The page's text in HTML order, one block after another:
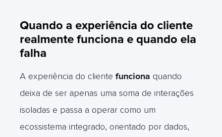
Quando a experiência do cliente
realmente funciona e quando ela
falha
A experiência do cliente funciona quando
deixa de ser apenas uma soma de interações
isoladas e passa a operar como um
ecossistema integrado, orientado por dados,